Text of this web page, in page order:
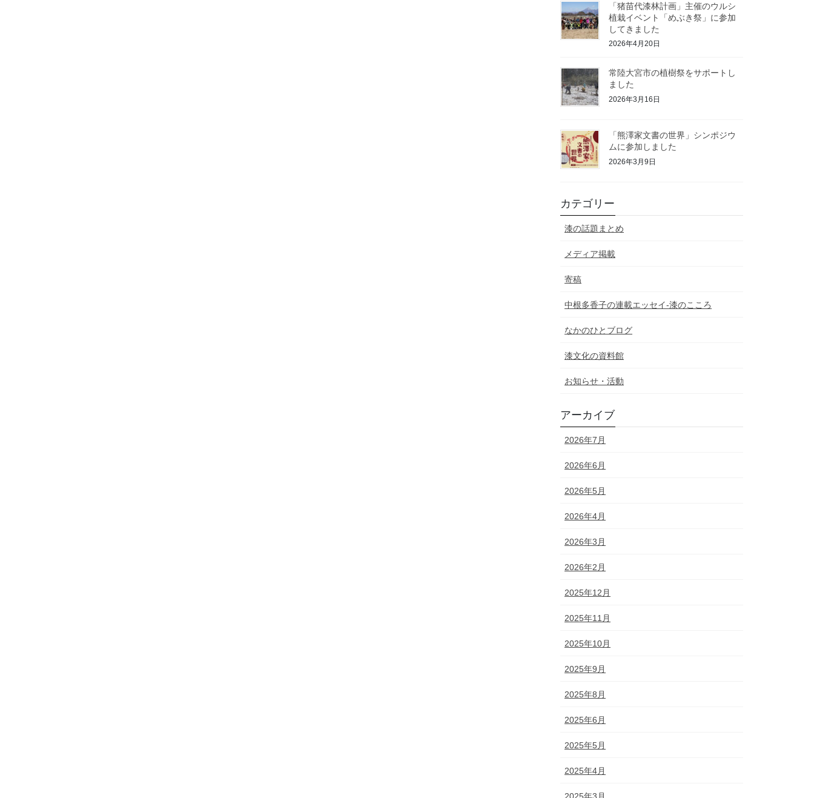
「猪苗代漆林計画」主催のウルシ
植栽イベント「めぶき祭」に参加
してきました
2026年4月20日
常陸大宮市の植樹祭をサポートし
ました
2026年3月16日
「熊澤家文書の世界」シンポジウ
ムに参加しました
2026年3月9日
カテゴリー
漆の話題まとめ
メディア掲載
寄稿
中根多香子の連載エッセイ-漆のこころ
なかのひとブログ
漆文化の資料館
お知らせ・活動
アーカイブ
2026年7月
2026年6月
2026年5月
2026年4月
2026年3月
2026年2月
2025年12月
2025年11月
2025年10月
2025年9月
2025年8月
2025年6月
2025年5月
2025年4月